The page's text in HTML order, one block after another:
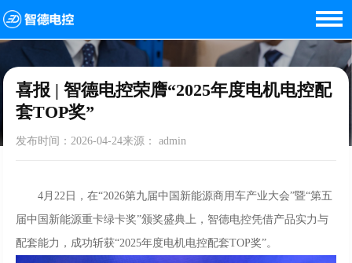
喜报 | 智德电控荣膺“2025年度电机电控配套TOP奖”
喜报 | 智德电控荣膺“2025年度电机电控配
套TOP奖”
发布时间：2026-04-24来源： admin
4月22日，在“2026第九届中国新能源商用车产业大会”暨“第五
届中国新能源重卡绿卡奖”颁奖盛典上，智德电控凭借产品实力与
配套能力，成功斩获“2025年度电机电控配套TOP奖”。